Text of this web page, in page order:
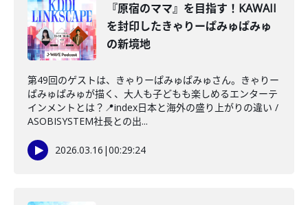
『原宿のママ』を目指す！KAWAII
を封印したきゃりーぱみゅぱみゅ
の新境地
第49回のゲストは、きゃりーぱみゅぱみゅさん。きゃりー
ぱみゅぱみゅが描く、大人も子どもも楽しめるエンターテ
インメントとは？📍index日本と海外の盛り上がりの違い /
ASOBISYSTEM社長との出...
2026.03.16 |00:29:24